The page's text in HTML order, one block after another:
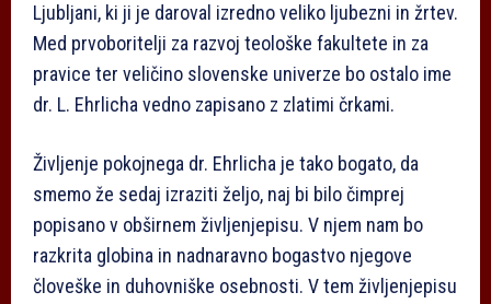
Ljubljani, ki ji je daroval izredno veliko ljubezni in žrtev.
Med prvoboritelji za razvoj teološke fakultete in za
pravice ter veličino slovenske univerze bo ostalo ime
dr. L. Ehrlicha vedno zapisano z zlatimi črkami.
Življenje pokojnega dr. Ehrlicha je tako bogato, da
smemo že sedaj izraziti željo, naj bi bilo čimprej
popisano v obširnem življenjepisu. V njem nam bo
razkrita globina in nadnaravno bogastvo njegove
človeške in duhovniške osebnosti. V tem življenjepisu